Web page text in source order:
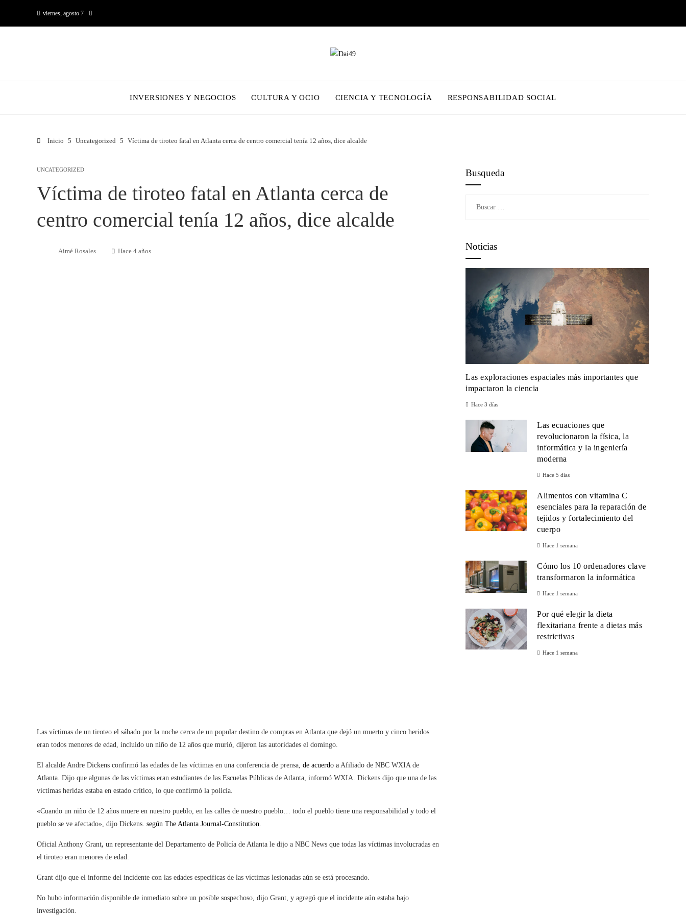
viernes, agosto 7
INVERSIONES Y NEGOCIOS CULTURA Y OCIO CIENCIA Y TECNOLOGÍA RESPONSABILIDAD SOCIAL
Inicio Uncategorized Víctima de tiroteo fatal en Atlanta cerca de centro comercial tenía 12 años, dice alcalde
UNCATEGORIZED
Víctima de tiroteo fatal en Atlanta cerca de
centro comercial tenía 12 años, dice alcalde
Aimé Rosales Hace 4 años
Las víctimas de un tiroteo el sábado por la noche cerca de un popular destino de compras en Atlanta que dejó un muerto y cinco heridos
eran todos menores de edad, incluido un niño de 12 años que murió, dijeron las autoridades el domingo.
El alcalde Andre Dickens confirmó las edades de las víctimas en una conferencia de prensa, de acuerdo a Afiliado de NBC WXIA de
Atlanta. Dijo que algunas de las víctimas eran estudiantes de las Escuelas Públicas de Atlanta, informó WXIA. Dickens dijo que una de las
víctimas heridas estaba en estado crítico, lo que confirmó la policía.
«Cuando un niño de 12 años muere en nuestro pueblo, en las calles de nuestro pueblo… todo el pueblo tiene una responsabilidad y todo el
pueblo se ve afectado», dijo Dickens. según The Atlanta Journal-Constitution.
Oficial Anthony Grant, un representante del Departamento de Policía de Atlanta le dijo a NBC News que todas las víctimas involucradas en
el tiroteo eran menores de edad.
Grant dijo que el informe del incidente con las edades específicas de las víctimas lesionadas aún se está procesando.
No hubo información disponible de inmediato sobre un posible sospechoso, dijo Grant, y agregó que el incidente aún estaba bajo
investigación.
Busqueda
Noticias
Las exploraciones espaciales más importantes que
impactaron la ciencia
Hace 3 días
Las ecuaciones que
revolucionaron la física, la
informática y la ingeniería
moderna
Hace 5 días
Alimentos con vitamina C
esenciales para la reparación de
tejidos y fortalecimiento del
cuerpo
Hace 1 semana
Cómo los 10 ordenadores clave
transformaron la informática
Hace 1 semana
Por qué elegir la dieta
flexitariana frente a dietas más
restrictivas
Hace 1 semana